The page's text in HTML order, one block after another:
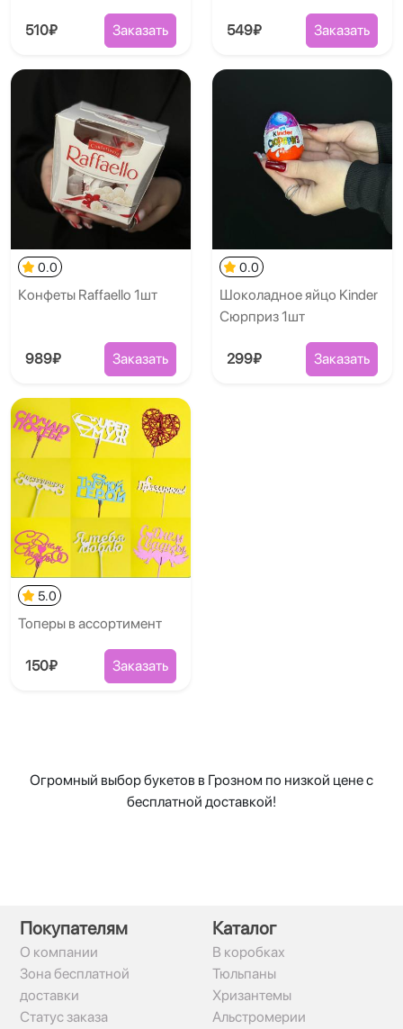
510₽ Заказать 549₽ Заказать
0.0
Конфеты Raffaello 1шт
989₽ Заказать
0.0
Шоколадное яйцо Kinder
Сюрприз 1шт
299₽ Заказать
5.0
Топеры в ассортимент
150₽ Заказать
Огромный выбор букетов в Грозном по низкой цене с
бесплатной доставкой!
Покупателям
О компании
Зона бесплатной
доставки
Статус заказа
Каталог
В коробках
Тюльпаны
Хризантемы
Альстромерии